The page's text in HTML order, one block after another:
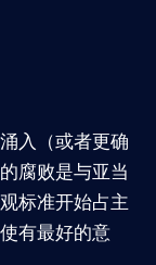
入（或者更确
腐败是与亚当
标准开始占主
有最好的意